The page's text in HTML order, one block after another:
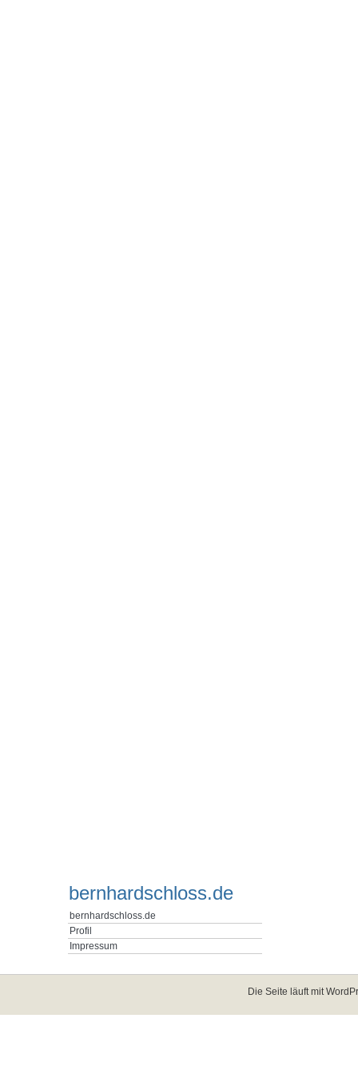
bernhardschloss.de
bernhardschloss.de
Profil
Impressum
Die Seite läuft mit